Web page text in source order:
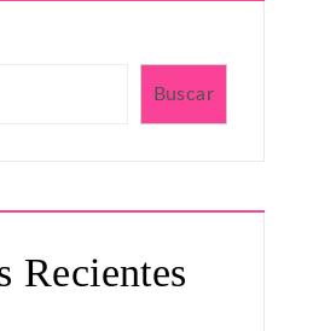
Buscar
Recientes